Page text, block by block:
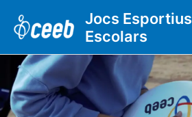
contingut
Jocs Esportius
Escolars